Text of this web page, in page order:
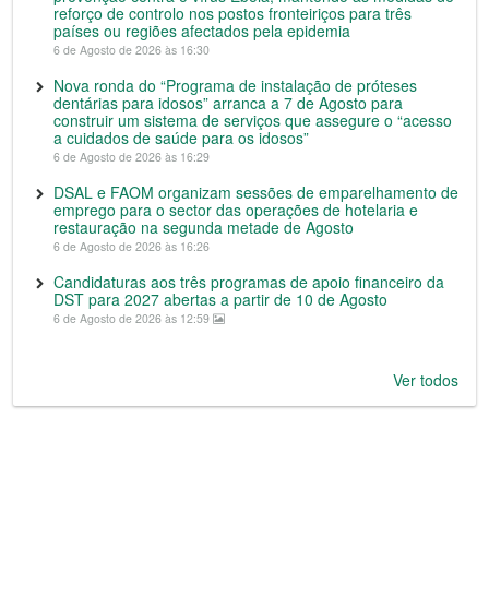
reforço de controlo nos postos fronteiriços para três
países ou regiões afectados pela epidemia
6 de Agosto de 2026 às 16:30
Nova ronda do “Programa de instalação de próteses
dentárias para idosos” arranca a 7 de Agosto para
construir um sistema de serviços que assegure o “acesso
a cuidados de saúde para os idosos”
6 de Agosto de 2026 às 16:29
DSAL e FAOM organizam sessões de emparelhamento de
emprego para o sector das operações de hotelaria e
restauração na segunda metade de Agosto
6 de Agosto de 2026 às 16:26
Candidaturas aos três programas de apoio financeiro da
DST para 2027 abertas a partir de 10 de Agosto
6 de Agosto de 2026 às 12:59
Ver todos